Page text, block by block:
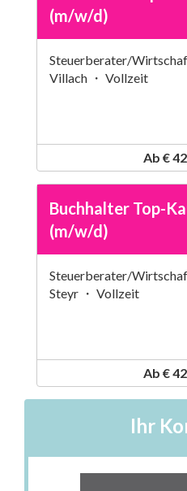
(m/w/d)
Steuerberater/
Villach ・ Vollzeit
Ab €
Buchhalter Top-
(m/w/d)
Steuerberater/
Steyr ・ Vollzeit
Ab €
Ihr